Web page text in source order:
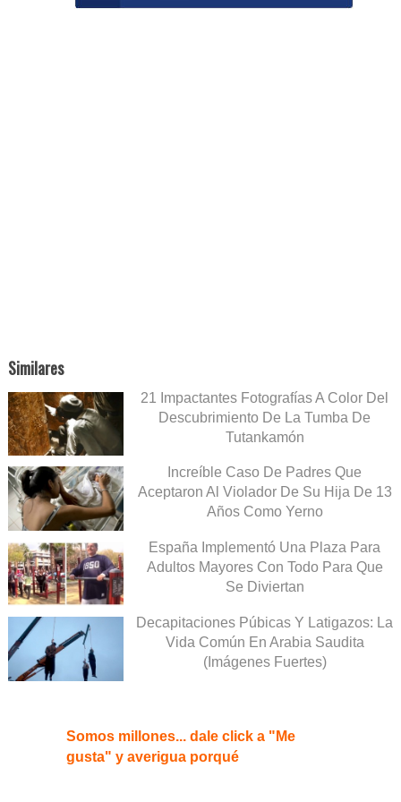
Similares
21 Impactantes Fotografías A Color Del
Descubrimiento De La Tumba De
Tutankamón
Increíble Caso De Padres Que
Aceptaron Al Violador De Su Hija De 13
Años Como Yerno
España Implementó Una Plaza Para
Adultos Mayores Con Todo Para Que
Se Diviertan
Decapitaciones Púbicas Y Latigazos: La
Vida Común En Arabia Saudita
(Imágenes Fuertes)
Somos millones... dale click a "Me
gusta" y averigua porqué